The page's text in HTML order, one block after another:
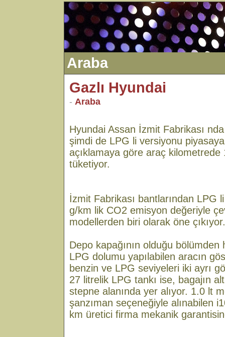
Araba
Gazlı Hyundai
- Araba
Hyundai Assan İzmit Fabrikası
şimdi de LPG li versiyonu piyasaya
açıklamaya göre araç kilometrede
tüketiyor.
İzmit Fabrikası bantlarından LPG
g/km lik CO2 emisyon değeriyle
modellerden biri olarak öne çıkıyor.
Depo kapağının olduğu
LPG dolumu yapılabilen aracın
benzin ve LPG seviyeleri iki ayrı
27 litrelik LPG tankı ise, bagajın
stepne alanında yer alıyor. 1.0 lt
şanzıman seçeneğiyle alınabilen
km üretici firma mekanik